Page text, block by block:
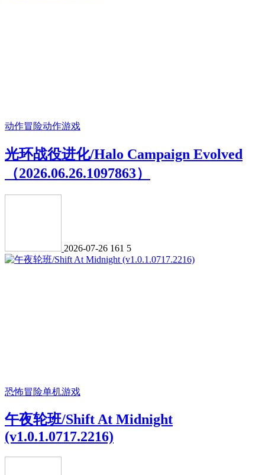
动作冒险动作游戏
光环战役进化/Halo Campaign Evolved
（2026.06.26.1097863）
2026-07-26 161 5
恐怖冒险单机游戏
午夜轮班/Shift At Midnight
(v1.0.1.0717.2216)